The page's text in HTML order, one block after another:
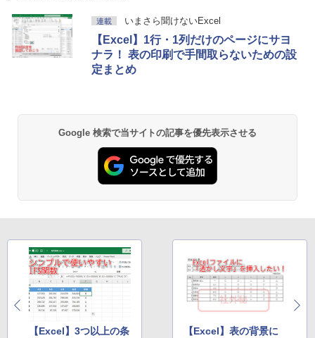
生成AIパスポート公式テキスト 第４版
￥1,766
出す プロンプトの言葉 AI画像生成シリー
ズ (はぴーイラストLabo)
￥480
めのAIコーディング入門シリーズ
￥99
1冊ですべて身につくHTML & CSSとWe
Amazon Kindle Paperwhite (16GB) 7イ
ンチディスプレイ、色調調節ライト、12
週間持続バッテリー、広告なし、ブラッ
ク
￥22,980
ない、大きな画面で読みやすい、6週間持
書籍リーダー、マッチャ、16GB、広告な
し
ション (32GB) 7インチディスプレイ、明
るさ自動調整、色調調節ライト、12週間
持続バッテリー、広告なし、メタリック
ブラック
連載 いまさら聞けないExcel
【Excel】1行・1列だけのページにサヨ
ナラ！ 表の印刷で手間取らないための設
定まとめ
Google 検索で当サイトの記事を優先表示させる
【Excel】3つ以上の条
【Excel】表の背景に